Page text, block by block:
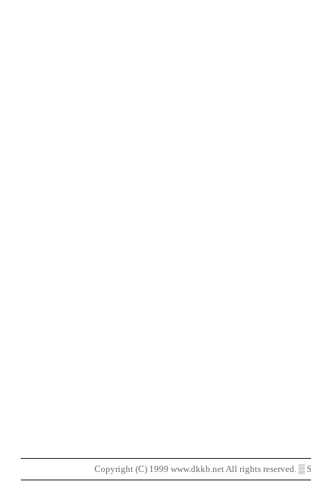
Copyright (C) 1999 www.dkkb.net All rights reserved. ▒